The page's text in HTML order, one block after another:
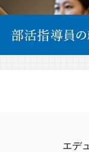
エデ